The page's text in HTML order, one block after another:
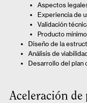
Aspectos
Experiencia de
Validación
Producto
Diseño de la
Análisis de
Desarrollo del plan
Aceleración de